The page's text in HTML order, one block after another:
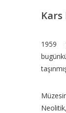
Kars
1959